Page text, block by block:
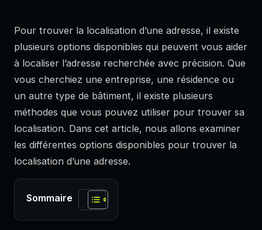
Pour trouver la localisation d’une adresse, il existe
plusieurs options disponibles qui peuvent vous aider
à localiser l’adresse recherchée avec précision. Que
vous cherchiez une entreprise, une résidence ou
un autre type de bâtiment, il existe plusieurs
méthodes que vous pouvez utiliser pour trouver sa
localisation. Dans cet article, nous allons examiner
les différentes options disponibles pour trouver la
localisation d’une adresse.
Sommaire